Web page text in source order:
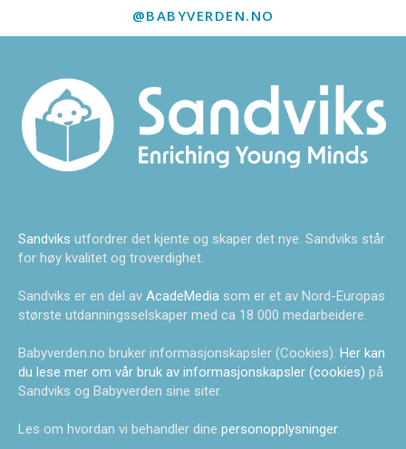
@BABYVERDEN.NO
Sandviks utfordrer det kjente og skaper det nye. Sandviks står
for høy kvalitet og troverdighet.
Sandviks er en del av AcadeMedia som er et av Nord-Europas
største utdanningsselskaper med ca 18 000 medarbeidere.
Babyverden.no bruker informasjonskapsler (Cookies). Her kan
du lese mer om vår bruk av informasjonskapsler (cookies) på
Sandviks og Babyverden sine siter.
Les om hvordan vi behandler dine personopplysninger.